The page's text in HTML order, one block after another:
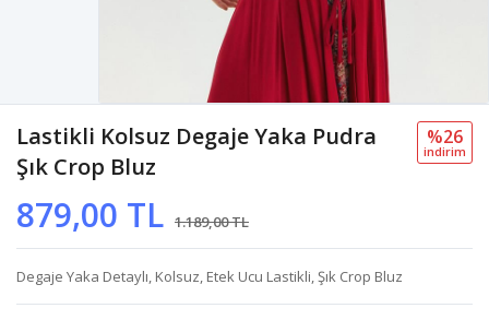
Lastikli Kolsuz Degaje Yaka Pudra
Şık Crop Bluz
879,00 TL 1.189,00 TL
%26
i̇ndi̇ri̇m
Degaje Yaka Detaylı, Kolsuz, Etek Ucu Lastikli, Şık Crop Bluz